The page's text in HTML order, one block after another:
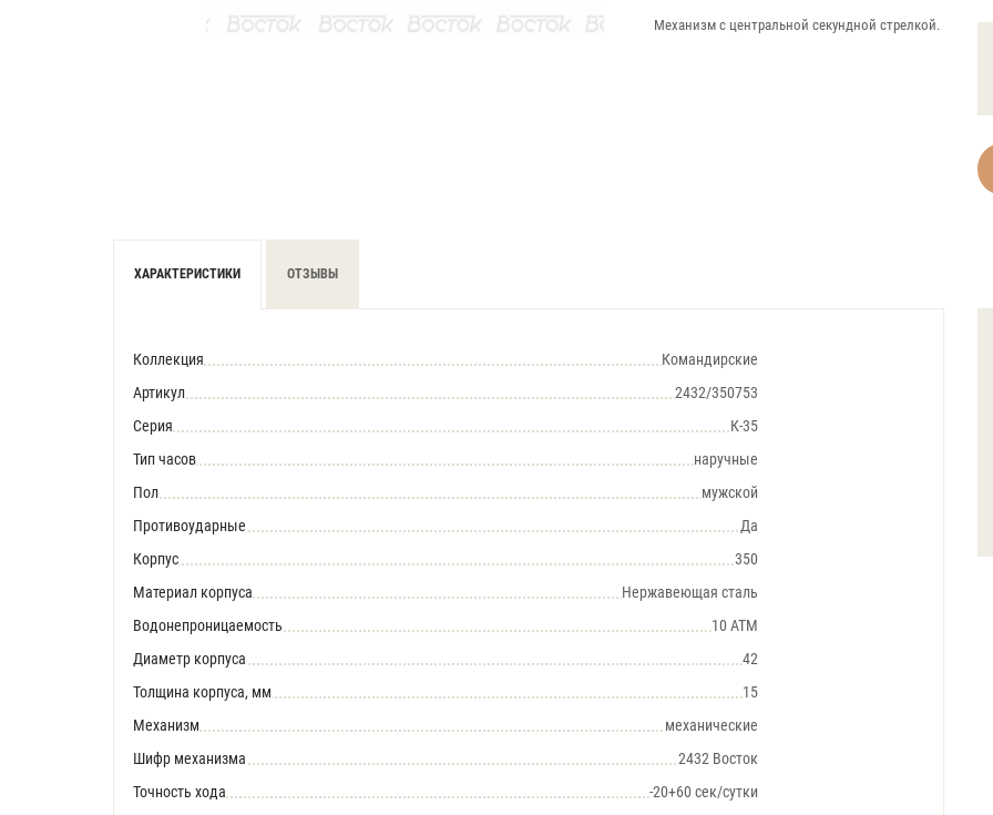
Механизм с центральной секундной стрелкой.
ХАРАКТЕРИСТИКИ ОТЗЫВЫ
Коллекция
Командирские
Артикул
2432/350753
Серия
К-35
Тип часов
наручные
Пол
мужской
Противоударные
Да
Корпус
350
Материал корпуса
Нержавеющая сталь
Водонепроницаемость
10 АТМ
Диаметр корпуса
42
Толщина корпуса, мм
15
Механизм
механические
Шифр механизма
2432 Восток
Точность хода
-20+60 сек/сутки